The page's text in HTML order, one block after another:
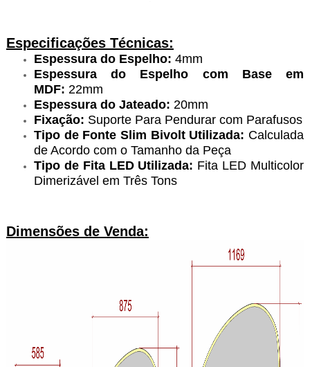
Especificações Técnicas:
Espessura do Espelho: 4mm
Espessura do Espelho com Base em
MDF: 22mm
Espessura do Jateado: 20mm
Fixação: Suporte Para Pendurar com Parafusos
Tipo de Fonte Slim Bivolt Utilizada: Calculada
de Acordo com o Tamanho da Peça
Tipo de Fita LED Utilizada: Fita LED Multicolor
Dimerizável em Três Tons
Dimensões de Venda: